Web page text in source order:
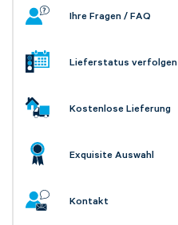
Ihre Fragen / FAQ
Lieferstatus verfolgen
Kostenlose Lieferung
Exquisite Auswahl
Kontakt